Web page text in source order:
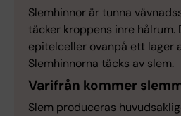
Slemhinnor är tunna
täcker kroppens inre hålrum.
epitelceller ovanpå ett lager
Slemhinnorna täcks av slem.
Varifrån kommer
Slem produceras